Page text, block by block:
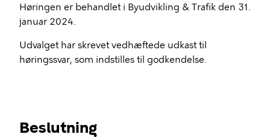
Høringen er behandlet i Byudvikling & Trafik den 31.
januar 2024.
Udvalget har skrevet vedhæftede udkast til
høringssvar, som indstilles til godkendelse.
Beslutning